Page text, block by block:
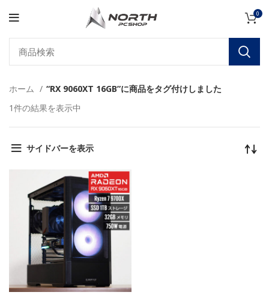
0
ホーム
“RX 9060XT 16GB”に商品をタグ付けしました
1件の結果を表示中
サイドバーを表示